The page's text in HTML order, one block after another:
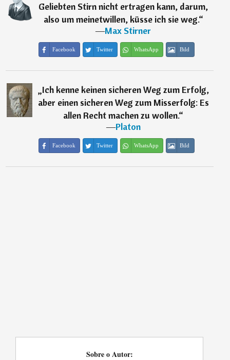
Geliebten Stirn nicht ertragen kann, darum,
also um meinetwillen, küsse ich sie weg.“
―Max Stirner
Facebook Twitter WhatsApp Bild
„Ich kenne keinen sicheren Weg zum Erfolg,
aber einen sicheren Weg zum Misserfolg: Es
allen Recht machen zu wollen.“
―Platon
Facebook Twitter WhatsApp Bild
Sobre o Autor: